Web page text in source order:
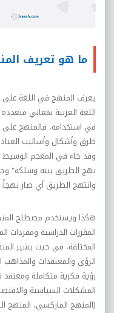
ما هو تعريف
يعرف المنهج في اللغة على
اللغة العربية بمعاني
في استخدامه، فالمنهج على
طرق وأشكال وأساليب
وقد جاء في المعجم
نهج الطريق بينه وسلكه"
وانتهج الطريق أي صار نهجاً.
هكذا ويستخدم مصطلح
المقررات الدراسية ومفردات
المختلفة، في حيث يشير
الرؤى والمعتقدات
رؤية فكرية متكاملة
المشكلات السياسية
(المنهج الماركسي، المنهج